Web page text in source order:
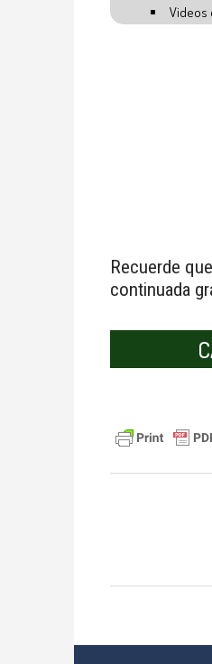
Videos
Recuerde que
continuada